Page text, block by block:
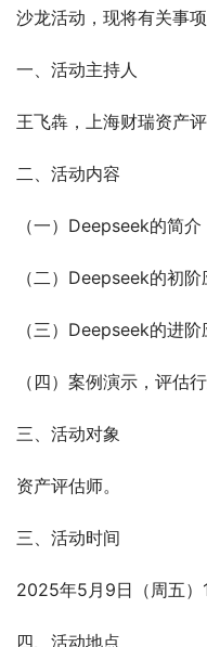
沙龙活动，现将有关事
一、活动主持人
王飞犇，上海财瑞资产评
二、活动内容
（一）Deepseek的简
（二）Deepseek的初
（三）Deepseek的进
（四）案例演示，评估
三、活动对象
资产评估师。
三、活动时间
2025年5月9日（周五）
四、活动地点